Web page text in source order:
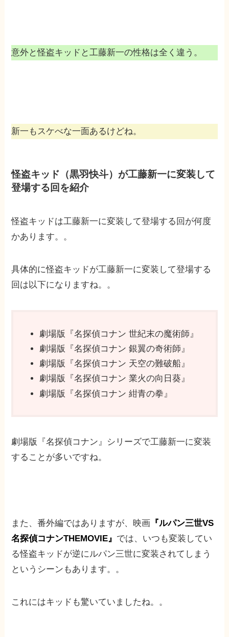
意外と怪盗キッドと工藤新一の性格は全く違う。
新一もスケべな一面あるけどね。
怪盗キッド（黒羽快斗）が工藤新一に変装して
登場する回を紹介
怪盗キッドは工藤新一に変装して登場する回が何度
かあります。。
具体的に怪盗キッドが工藤新一に変装して登場する
回は以下になりますね。。
劇場版『名探偵コナン 世紀末の魔術師』
劇場版『名探偵コナン 銀翼の奇術師』
劇場版『名探偵コナン 天空の難破船』
劇場版『名探偵コナン 業火の向日葵』
劇場版『名探偵コナン 紺青の拳』
劇場版『名探偵コナン』シリーズで工藤新一に変装
することが多いですね。
また、番外編ではありますが、映画 『ルパン三世VS
名探偵コナンTHEMOVIE』 では、いつも変装してい
る怪盗キッドが逆にルパン三世に変装されてしまう
というシーンもあります。。
これにはキッドも驚いていましたね。。